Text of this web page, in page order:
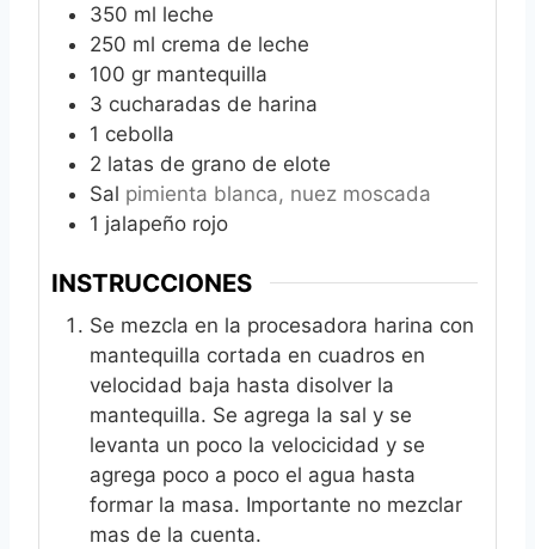
350 ml leche
250 ml crema de leche
100 gr mantequilla
3 cucharadas de harina
1 cebolla
2 latas de grano de elote
Sal pimienta blanca, nuez moscada
1 jalapeño rojo
INSTRUCCIONES
Se mezcla en la procesadora harina con
mantequilla cortada en cuadros en
velocidad baja hasta disolver la
mantequilla. Se agrega la sal y se
levanta un poco la velocicidad y se
agrega poco a poco el agua hasta
formar la masa. Importante no mezclar
mas de la cuenta.